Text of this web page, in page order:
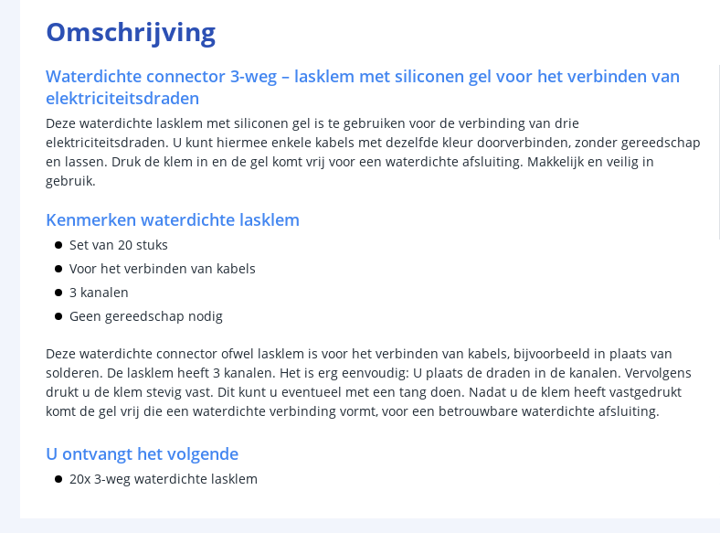
Omschrijving
Waterdichte connector 3-weg – lasklem met siliconen gel voor het verbinden van
elektriciteitsdraden
Deze waterdichte lasklem met siliconen gel is te gebruiken voor de verbinding van drie
elektriciteitsdraden. U kunt hiermee enkele kabels met dezelfde kleur doorverbinden, zonder gereedschap
en lassen. Druk de klem in en de gel komt vrij voor een waterdichte afsluiting. Makkelijk en veilig in
gebruik.
Kenmerken waterdichte lasklem
Set van 20 stuks
Voor het verbinden van kabels
3 kanalen
Geen gereedschap nodig
Deze waterdichte connector ofwel lasklem is voor het verbinden van kabels, bijvoorbeeld in plaats van
solderen. De lasklem heeft 3 kanalen. Het is erg eenvoudig: U plaats de draden in de kanalen. Vervolgens
drukt u de klem stevig vast. Dit kunt u eventueel met een tang doen. Nadat u de klem heeft vastgedrukt
komt de gel vrij die een waterdichte verbinding vormt, voor een betrouwbare waterdichte afsluiting.
U ontvangt het volgende
20x 3-weg waterdichte lasklem